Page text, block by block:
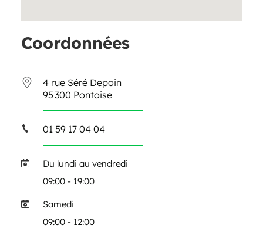
Coordonnées
4 rue Séré Depoin
95 300 Pontoise
01 59 17 04 04
Du lundi au vendredi
09:00 - 19:00
Samedi
09:00 - 12:00